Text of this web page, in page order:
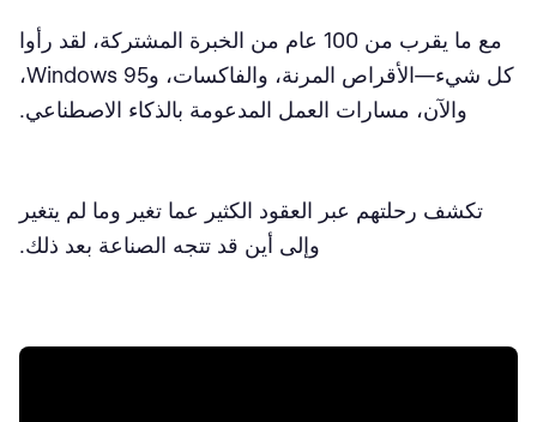
مع ما يقرب من 100 عام من الخبرة المشتركة، لقد رأوا
كل شيء—الأقراص المرنة، والفاكسات، وWindows 95،
والآن، مسارات العمل المدعومة بالذكاء الاصطناعي.
تكشف رحلتهم عبر العقود الكثير عما تغير وما لم يتغير
وإلى أين قد تتجه الصناعة بعد ذلك.